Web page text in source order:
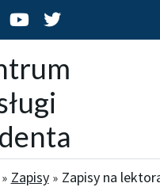
Y
o
t
b
T
w
t
t
r
Zapisy Zapisy na